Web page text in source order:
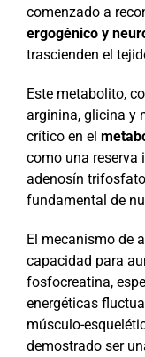
comenzado a
ergogénico y
trascienden el
Este metabolito,
arginina, glicina y
crítico en el
como una reserva
adenosín
fundamental de
El mecanismo de
capacidad para
fosfocreatina,
energéticas
músculo-
demostrado ser